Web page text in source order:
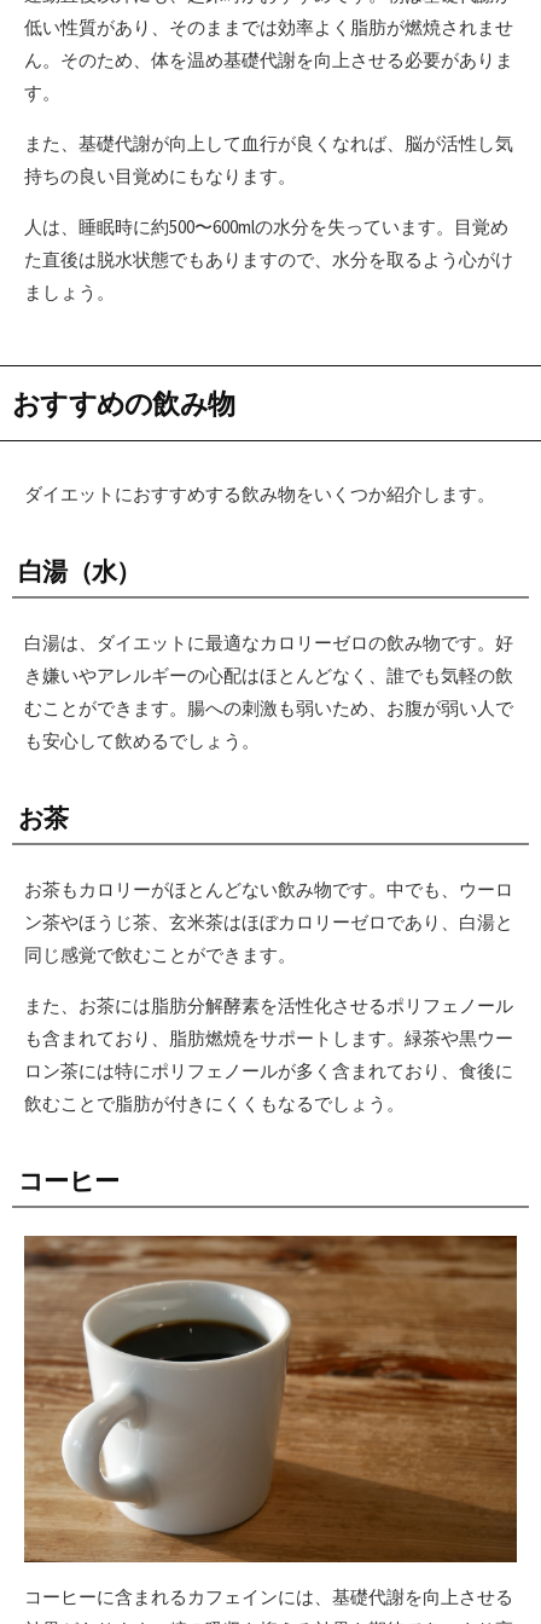
低い性質があり、そのままでは効率よく脂肪が燃焼されませ
ん。そのため、体を温め基礎代謝を向上させる必要がありま
す。
また、基礎代謝が向上して血行が良くなれば、脳が活性し気
持ちの良い目覚めにもなります。
人は、睡眠時に約500〜600mlの水分を失っています。目覚め
た直後は脱水状態でもありますので、水分を取るよう心がけ
ましょう。
おすすめの飲み物
ダイエットにおすすめする飲み物をいくつか紹介します。
白湯（水）
白湯は、ダイエットに最適なカロリーゼロの飲み物です。好
き嫌いやアレルギーの心配はほとんどなく、誰でも気軽の飲
むことができます。腸への刺激も弱いため、お腹が弱い人で
も安心して飲めるでしょう。
お茶
お茶もカロリーがほとんどない飲み物です。中でも、ウーロ
ン茶やほうじ茶、玄米茶はほぼカロリーゼロであり、白湯と
同じ感覚で飲むことができます。
また、お茶には脂肪分解酵素を活性化させるポリフェノール
も含まれており、脂肪燃焼をサポートします。緑茶や黒ウー
ロン茶には特にポリフェノールが多く含まれており、食後に
飲むことで脂肪が付きにくくもなるでしょう。
コーヒー
コーヒーに含まれるカフェインには、基礎代謝を向上させる